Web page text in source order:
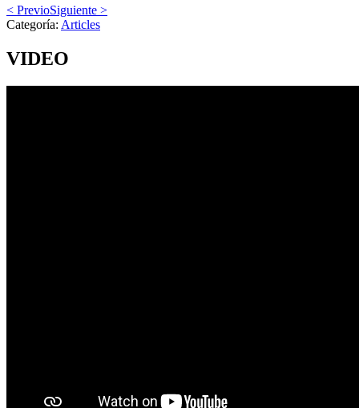
< PrevioSiguiente >
Categoría: Articles
VIDEO